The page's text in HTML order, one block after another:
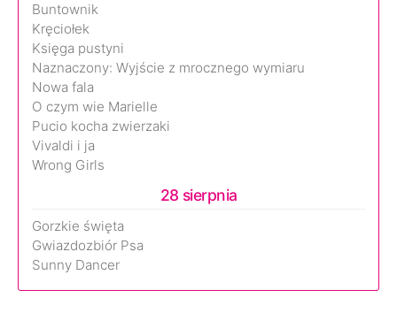
Buntownik
Kręciołek
Księga pustyni
Naznaczony: Wyjście z mrocznego wymiaru
Nowa fala
O czym wie Marielle
Pucio kocha zwierzaki
Vivaldi i ja
Wrong Girls
28 sierpnia
Gorzkie święta
Gwiazdozbiór Psa
Sunny Dancer